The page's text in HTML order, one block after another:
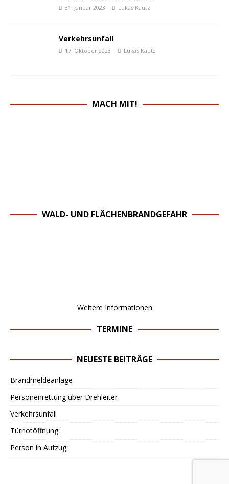
31. Januar 2023 Lukas Kautz
Verkehrsunfall
17. Oktober 2023 Lukas Kautz
MACH MIT!
WALD- UND FLÄCHENBRANDGEFAHR
Weitere Informationen
TERMINE
NEUESTE BEITRÄGE
Brandmeldeanlage
Personenrettung über Drehleiter
Verkehrsunfall
Türnotöffnung
Person in Aufzug